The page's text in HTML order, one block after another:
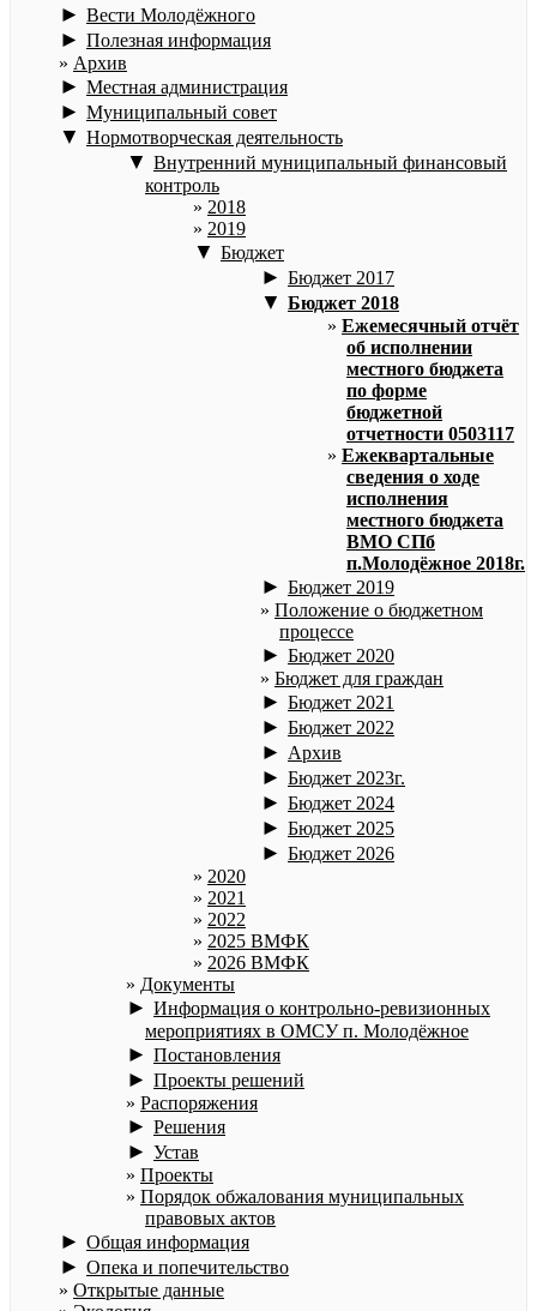
► Вести Молодёжного
► Полезная информация
Архив
► Местная администрация
► Муниципальный совет
▼ Нормотворческая деятельность
▼ Внутренний муниципальный финансовый
контроль
2018
2019
▼ Бюджет
► Бюджет 2017
▼ Бюджет 2018
Ежемесячный отчёт
об исполнении
местного бюджета
по форме
бюджетной
отчетности 0503117
Ежеквартальные
сведения о ходе
исполнения
местного бюджета
ВМО СПб
п.Молодёжное 2018г.
► Бюджет 2019
Положение о бюджетном
процессе
► Бюджет 2020
Бюджет для граждан
► Бюджет 2021
► Бюджет 2022
► Архив
► Бюджет 2023г.
► Бюджет 2024
► Бюджет 2025
► Бюджет 2026
2020
2021
2022
2025 ВМФК
2026 ВМФК
Документы
► Информация о контрольно-ревизионных
мероприятиях в ОМСУ п. Молодёжное
► Постановления
► Проекты решений
Распоряжения
► Решения
► Устав
Проекты
Порядок обжалования муниципальных
правовых актов
► Общая информация
► Опека и попечительство
Открытые данные